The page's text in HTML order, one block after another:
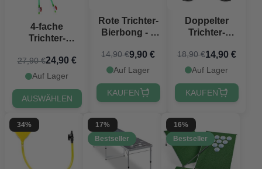
4-fache
Trichter-
L
27,90 €24,90 €
Auf Lager
AUSWÄHLEN
Rote Trichter-
Bierbong - 1
14,90 €9,90 €
Auf Lager
KAUFEN
Doppelter
Trichter-
schwarz
18,90 €14,90 €
Auf Lager
KAUFEN
34%
17%
Bestseller
16%
Bestseller